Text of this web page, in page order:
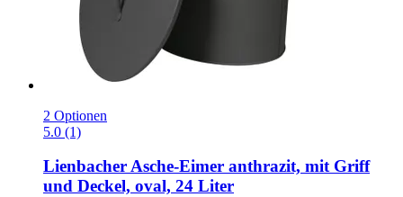
2 Optionen
5.0 (1)
LienbacherAsche-​Eimer anthrazit, mit Griff
und Deckel, oval, 24 Liter